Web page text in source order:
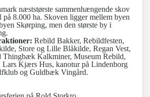
næststørste sammenhængende skov
på 8.000 ha. Skoven ligger mellem byen
Skørping, men den største by i
Rebild Bakker, Rebildfesten,
Store og Lille Blåkilde, Regan Vest,
Thingbæk Kalkminer, Museum Rebild,
Lars Kjærs Hus, kanotur på Lindenborg
og Guldbæk Vingård.